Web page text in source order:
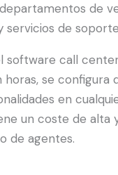
de
servicios de
software call
se configura
en
un coste de alta
de agentes.